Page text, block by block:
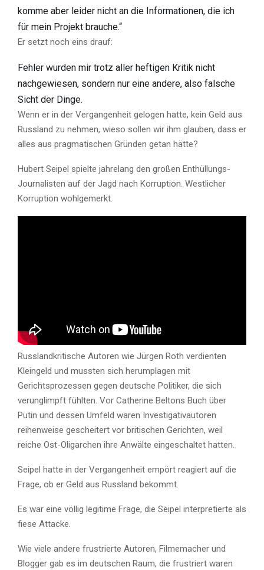
komme aber leider nicht an die Informationen, die ich
für mein Projekt brauche.“
Er setzt noch eins drauf:
Fehler wurden mir trotz aller heftigen Kritik nicht
nachgewiesen, sondern nur eine andere, also falsche
Sicht der Dinge.
Wenn er in der Vergangenheit gelogen hatte, kein Geld aus
Russland zu nehmen, wieso sollen wir ihm glauben, dass er
alles aus pragmatischen Gründen getan hätte?
Hubert Seipel spielte jahrelang den großen Enthüllungs-
Journalisten auf der Jagd nach Korruption. Westlicher
Korruption wohlgemerkt.
Russlandkritische Autoren wie Jürgen Roth verdienten
Kleingeld und mussten sich herumplagen mit
Gerichtsprozessen gegen deutsche Politiker, die sich
verunglimpft fühlten. Vor Catherine Beltons Buch über
Putin und dessen Umfeld waren Investigativautoren
reihenweise gescheitert vor britischen Gerichten, weil
reiche Ost-Oligarchen ihre Anwälte eingeschaltet hatten.
Seipel hatte in der Vergangenheit empört reagiert auf die
Frage, ob er Geld aus Russland bekommt.
Es war eine völlig legitime Frage, die Seipel interpretierte als
fiese Attacke.
Wie viele andere frustrierte Autoren, Filmemacher und
Blogger gab es im deutschen Raum, die frustriert waren